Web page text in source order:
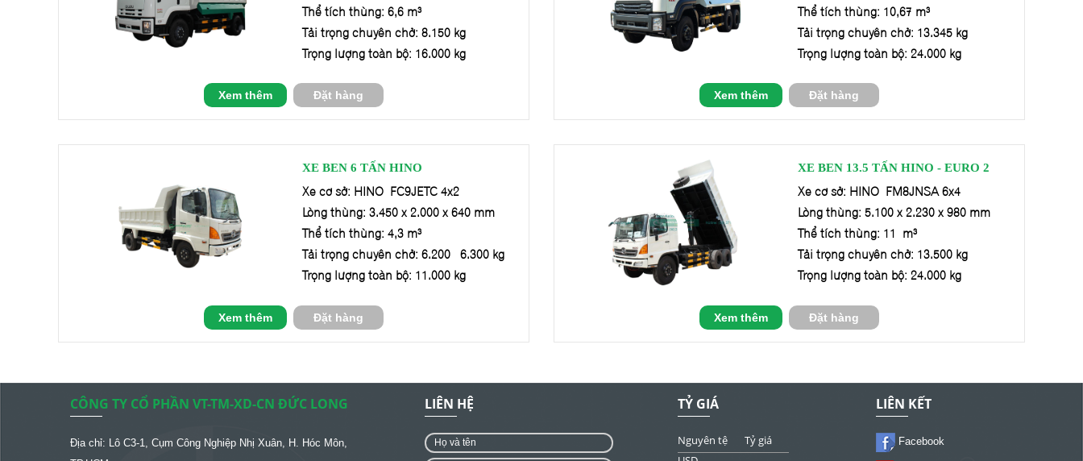
Thể tích thùng: 6,6 m³
Tải trọng chuyên chở: 8.150 kg
Trọng lượng toàn bộ: 16.000 kg
Xem thêm Đặt hàng
Thể tích thùng: 10,67 m³
Tải trọng chuyên chở: 13.345 kg
Trọng lượng toàn bộ: 24.000 kg
Xem thêm Đặt hàng
XE BEN 6 TẤN HINO
Xe cơ sở: HINO FC9JETC 4x2
Lòng thùng: 3.450 x 2.000 x 640 mm
Thể tích thùng: 4,3 m³
Tải trọng chuyên chở: 6.200 - 6.300 kg
Trọng lượng toàn bộ: 11.000 kg
Xem thêm Đặt hàng
XE BEN 13.5 TẤN HINO - EURO 2
Xe cơ sở: HINO FM8JNSA 6x4
Lòng thùng: 5.100 x 2.230 x 980 mm
Thể tích thùng: 11 m³
Tải trọng chuyên chở: 13.500 kg
Trọng lượng toàn bộ: 24.000 kg
Xem thêm Đặt hàng
CÔNG TY CỔ PHẦN VT-TM-XD-CN ĐỨC LONG
Địa chỉ: Lô C3-1, Cụm Công Nghiệp Nhị Xuân, H. Hóc Môn,
LIÊN HỆ TỶ GIÁ
Nguyên tệ
Tỷ giá
LIÊN KẾT
Facebook